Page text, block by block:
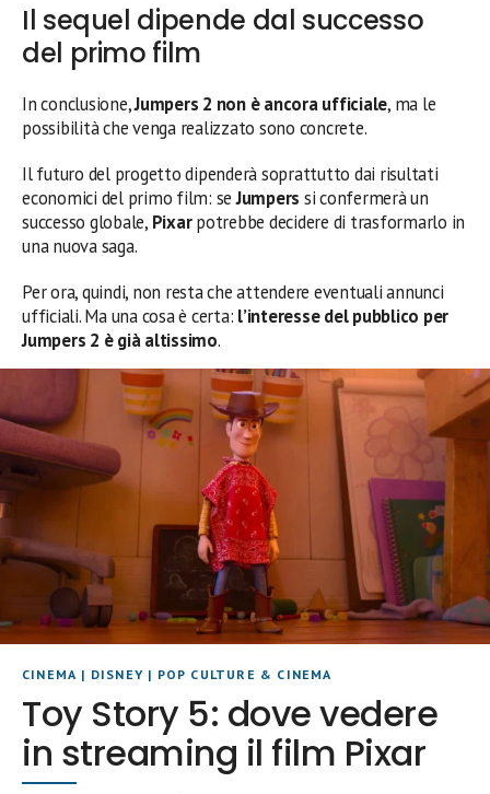
Il sequel dipende dal successo
del primo film
In conclusione,Jumpers 2 non è ancora ufficiale, ma le
possibilità che venga realizzato sono concrete.
Il futuro del progetto dipenderà soprattutto dai risultati
economici del primo film: seJumpers si confermerà un
successo globale, Pixarpotrebbe decidere di trasformarlo in
una nuova saga.
Per ora, quindi, non resta che attendere eventuali annunci
ufficiali. Ma una cosa è certa: l’interesse del pubblico per
Jumpers 2 è già altissimo.
CINEMA | DISNEY | POP CULTURE & CINEMA
Toy Story 5: dove vedere
in streaming il film Pixar